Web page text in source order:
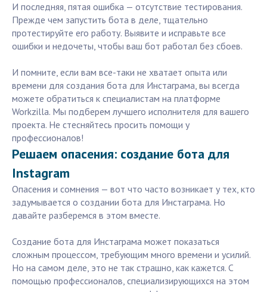
И последняя, пятая ошибка — отсутствие тестирования.
Прежде чем запустить бота в деле, тщательно
протестируйте его работу. Выявите и исправьте все
ошибки и недочеты, чтобы ваш бот работал без сбоев.
И помните, если вам все-таки не хватает опыта или
времени для создания бота для Инстаграма, вы всегда
можете обратиться к специалистам на платформе
Workzilla. Мы подберем лучшего исполнителя для вашего
проекта. Не стесняйтесь просить помощи у
профессионалов!
Решаем опасения: создание бота для
Instagram
Опасения и сомнения — вот что часто возникает у тех, кто
задумывается о создании бота для Инстаграма. Но
давайте разберемся в этом вместе.
Создание бота для Инстаграма может показаться
сложным процессом, требующим много времени и усилий.
Но на самом деле, это не так страшно, как кажется. С
помощью профессионалов, специализирующихся на этом